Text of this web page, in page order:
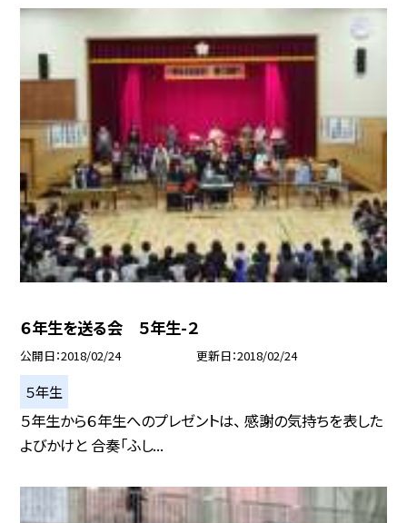
６年生を送る会 ５年生-２
公開日 2018/02/24 更新日 2018/02/24
５年生
５年生から６年生へのプレゼントは、 感謝の気持ちを表した
よびかけと 合奏「ふし...